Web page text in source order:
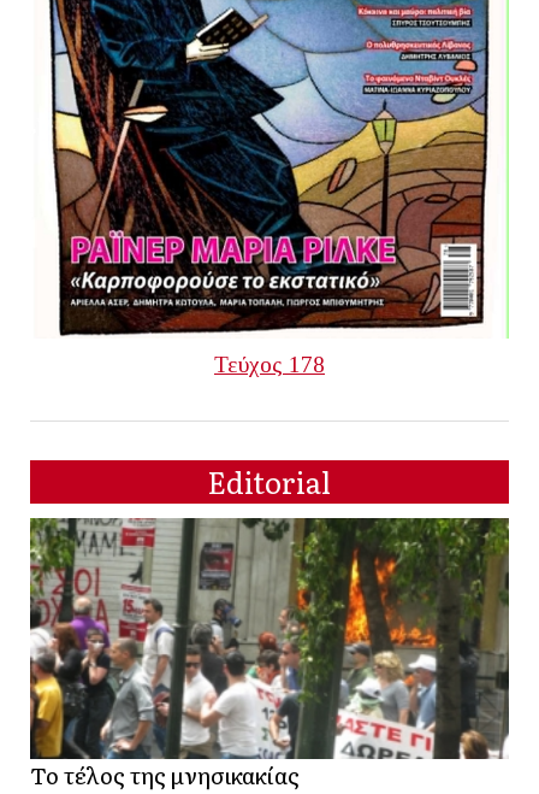
Τεύχος 178
Editorial
Το τέλος της μνησικακίας